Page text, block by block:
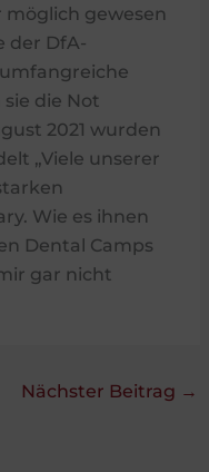
möglich gewesen
der DfA-
die Not
2021 wurden
„Viele unserer
Wie es ihnen
Dental Camps
gar nicht
Nächster Beitrag →